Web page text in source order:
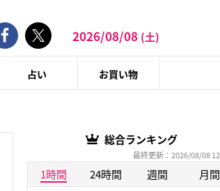
2026/08/08 (土)
占い お買い物
総合ランキング
最終更新：2026/08/08
1時間 24時間 週間 月間